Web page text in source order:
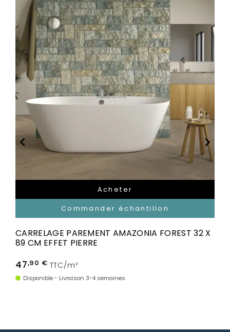

Acheter
Commander échantillon
CARRELAGE PAREMENT AMAZONIA FOREST 32 X
89 CM EFFET PIERRE
47,90 € TTC/m²
Disponible - Livraison 3-4 semaines
